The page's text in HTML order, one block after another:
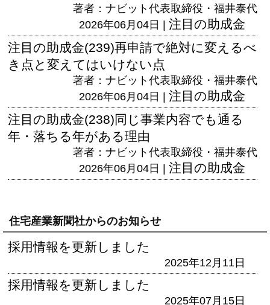
著者：ナビット代表取締役・福井泰代
2026年06月04日 | 注目の助成金
注目の助成金(239)再申請で絶対に変えるべ
き点と変えてはいけない点
著者：ナビット代表取締役・福井泰代
2026年06月04日 | 注目の助成金
注目の助成金(238)同じ事業内容でも通る
年・落ちる年がある理由
著者：ナビット代表取締役・福井泰代
2026年06月04日 | 注目の助成金
住宅産業新聞社からのお知らせ
採用情報を更新しました
2025年12月11日
採用情報を更新しました
2025年07月15日